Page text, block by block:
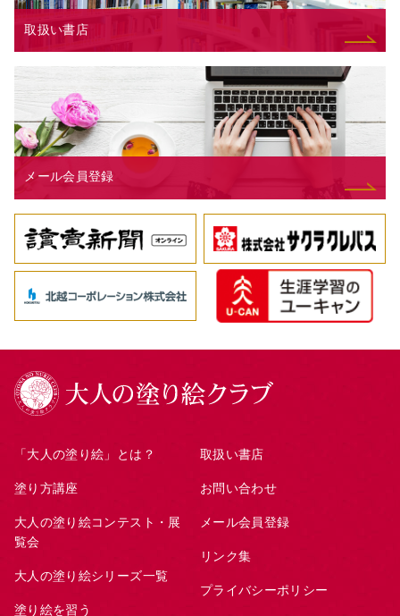
取扱い書店
メール会員登録
「大人の塗り絵」とは？
塗り方講座
大人の塗り絵コンテスト・展
覧会
大人の塗り絵シリーズ一覧
塗り絵を習う
取扱い書店
お問い合わせ
メール会員登録
リンク集
プライバシーポリシー